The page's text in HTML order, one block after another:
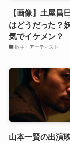
【画像】土屋昌
はどうだった？
気でイケメン？
歌手・アーティスト
山本一賢の出演